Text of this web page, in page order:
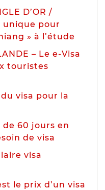
D’OR /
unique pour
» à l’étude
– Le e-Visa
touristes
visa pour la
de 60 jours en
de visa
visa
le prix d’un visa